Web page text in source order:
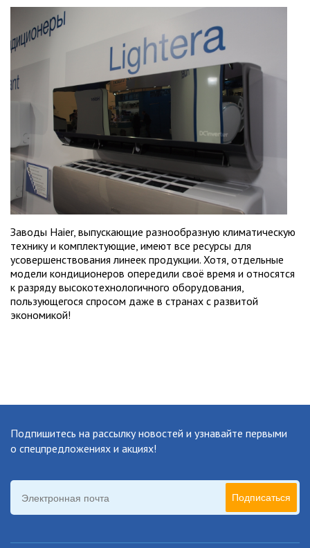
Заводы Haier, выпускающие разнообразную климатическую
технику и комплектующие, имеют все ресурсы для
усовершенствования линеек продукции. Хотя, отдельные
модели кондиционеров опередили своё время и относятся
к разряду высокотехнологичного оборудования,
пользующегося спросом даже в странах с развитой
экономикой!
Подпишитесь на рассылку новостей и узнавайте первыми
о спецпредложениях и акциях!
Подписаться